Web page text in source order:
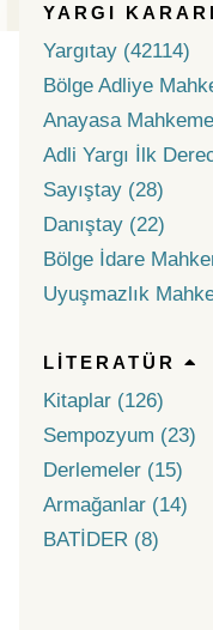
YARGI
Yargıtay (42114)
Bölge Adliye
Anayasa
Adli Yargı İlk
Sayıştay (28)
Danıştay (22)
Bölge İdare
Uyuşmazlık
LITERATÜR
Kitaplar (126)
Sempozyum (23)
Derlemeler (15)
Armağanlar (14)
BATİDER (8)